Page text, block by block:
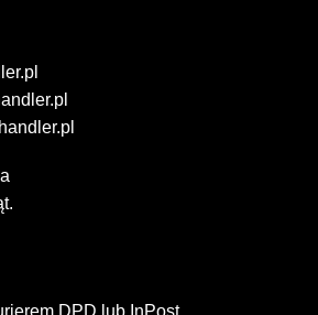
DPD lub InPost